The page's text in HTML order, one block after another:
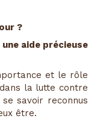
?
précieuse
et le rôle
la lutte contre
savoir reconnus
être.